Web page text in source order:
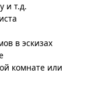
и т.д.
в эскизах
комнате или